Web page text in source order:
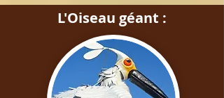
L'Oiseau géant :